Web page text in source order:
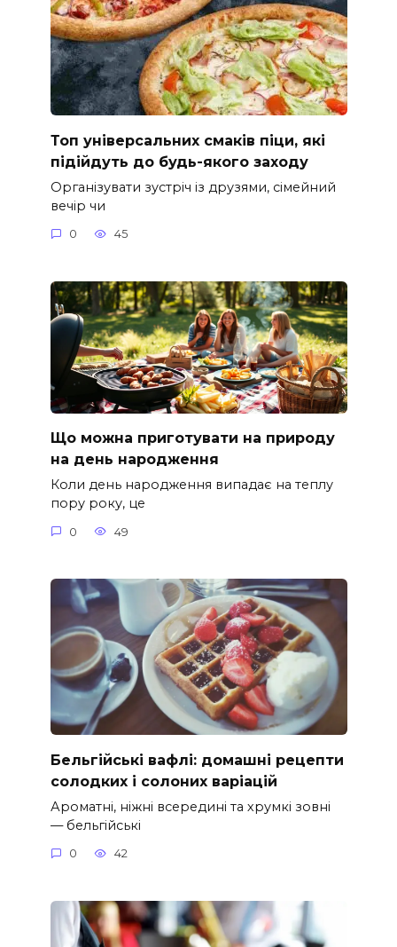
Топ універсальних смаків піци, які
підійдуть до будь-якого заходу
Організувати зустріч із друзями, сімейний
вечір чи
0 45
Що можна приготувати на природу
на день народження
Коли день народження випадає на теплу
пору року, це
0 49
Бельгійські вафлі: домашні рецепти
солодких і солоних варіацій
Ароматні, ніжні всередині та хрумкі зовні
— бельгійські
0 42